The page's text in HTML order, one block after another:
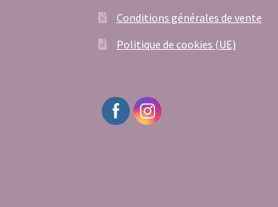
Conditions générales de vente
Politique de cookies (UE)